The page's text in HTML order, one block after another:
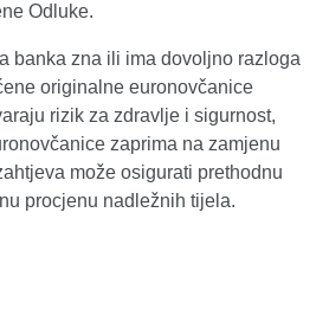
Odluke.
banka zna ili ima dovoljno razloga
originalne euronovčanice
rizik za zdravlje i sigurnost,
zaprima na zamjenu
može osigurati prethodnu
procjenu nadležnih tijela.